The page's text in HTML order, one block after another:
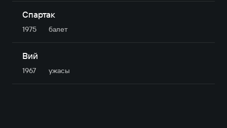
Спартак
1975 балет
Вий
1967 ужасы